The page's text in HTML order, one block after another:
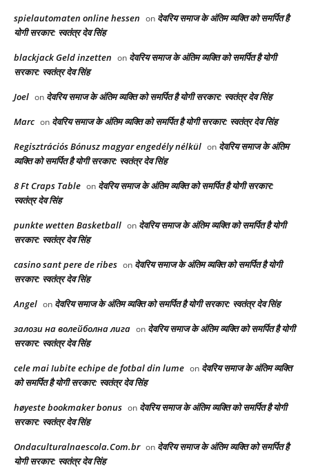
spielautomaten online hessen on देवरिय समाज के अंतिम व्यक्ति को समर्पित है
योगी सरकार: स्वतंत्र देव सिंह
blackjack Geld inzetten on देवरिय समाज के अंतिम व्यक्ति को समर्पित है योगी
सरकार: स्वतंत्र देव सिंह
Joel on देवरिय समाज के अंतिम व्यक्ति को समर्पित है योगी सरकार: स्वतंत्र देव सिंह
Marc on देवरिय समाज के अंतिम व्यक्ति को समर्पित है योगी सरकार: स्वतंत्र देव सिंह
Regisztrációs Bónusz magyar engedély nélkül on देवरिय समाज के अंतिम
व्यक्ति को समर्पित है योगी सरकार: स्वतंत्र देव सिंह
8 Ft Craps Table on देवरिय समाज के अंतिम व्यक्ति को समर्पित है योगी सरकार:
स्वतंत्र देव सिंह
punkte wetten Basketball on देवरिय समाज के अंतिम व्यक्ति को समर्पित है योगी
सरकार: स्वतंत्र देव सिंह
casino sant pere de ribes on देवरिय समाज के अंतिम व्यक्ति को समर्पित है योगी
सरकार: स्वतंत्र देव सिंह
Angel on देवरिय समाज के अंतिम व्यक्ति को समर्पित है योगी सरकार: स्वतंत्र देव सिंह
залози на волейболна лига on देवरिय समाज के अंतिम व्यक्ति को समर्पित है योगी
सरकार: स्वतंत्र देव सिंह
cele mai Iubite echipe de fotbal din lume on देवरिय समाज के अंतिम व्यक्ति
को समर्पित है योगी सरकार: स्वतंत्र देव सिंह
høyeste bookmaker bonus on देवरिय समाज के अंतिम व्यक्ति को समर्पित है योगी
सरकार: स्वतंत्र देव सिंह
Ondaculturalnaescola.Com.br on देवरिय समाज के अंतिम व्यक्ति को समर्पित है
योगी सरकार: स्वतंत्र देव सिंह